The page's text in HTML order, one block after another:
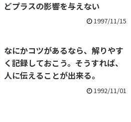
どプラスの影響を与えない
1997/11/15
なにかコツがあるなら、解りやす
く記録しておこう。そうすれば、
人に伝えることが出来る。
1992/11/01